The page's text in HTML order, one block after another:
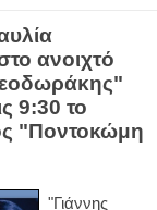
ανοιχτό
9:30 το
"Ποντοκώμη
"Γιάννης